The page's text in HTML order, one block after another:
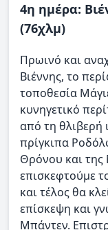
4η ημέρα:
(76χλμ)
Πρωινό και
Bιέννης, το
τοποθεσία
κυνηγετικό
από τη θλιβερή
πρίγκιπα
Θρόνου και της
επισκεφτούμε
και τέλος θα
επίσκεψη και
Mπάντεν.